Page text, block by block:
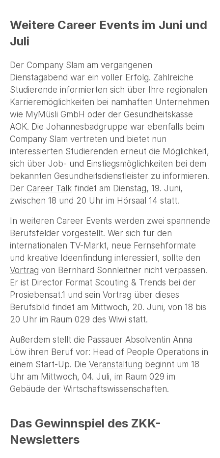
Weitere Career Events im Juni und
Juli
Der Company Slam am vergangenen
Dienstagabend war ein voller Erfolg. Zahlreiche
Studierende informierten sich über Ihre regionalen
Karrieremöglichkeiten bei namhaften Unternehmen
wie MyMüsli GmbH oder der Gesundheitskasse
AOK. Die Johannesbadgruppe war ebenfalls beim
Company Slam vertreten und bietet nun
interessierten Studierenden erneut die Möglichkeit,
sich über Job- und Einstiegsmöglichkeiten bei dem
bekannten Gesundheitsdienstleister zu informieren.
Der Career Talk findet am Dienstag, 19. Juni,
zwischen 18 und 20 Uhr im Hörsaal 14 statt.
In weiteren Career Events werden zwei spannende
Berufsfelder vorgestellt. Wer sich für den
internationalen TV-Markt, neue Fernsehformate
und kreative Ideenfindung interessiert, sollte den
Vortrag von Bernhard Sonnleitner nicht verpassen.
Er ist Director Format Scouting & Trends bei der
Prosiebensat.1 und sein Vortrag über dieses
Berufsbild findet am Mittwoch, 20. Juni, von 18 bis
20 Uhr im Raum 029 des Wiwi statt.
Außerdem stellt die Passauer Absolventin Anna
Löw ihren Beruf vor: Head of People Operations in
einem Start-Up. Die Veranstaltung beginnt um 18
Uhr am Mittwoch, 04. Juli, im Raum 029 im
Gebäude der Wirtschaftswissenschaften.
Das Gewinnspiel des ZKK-
Newsletters